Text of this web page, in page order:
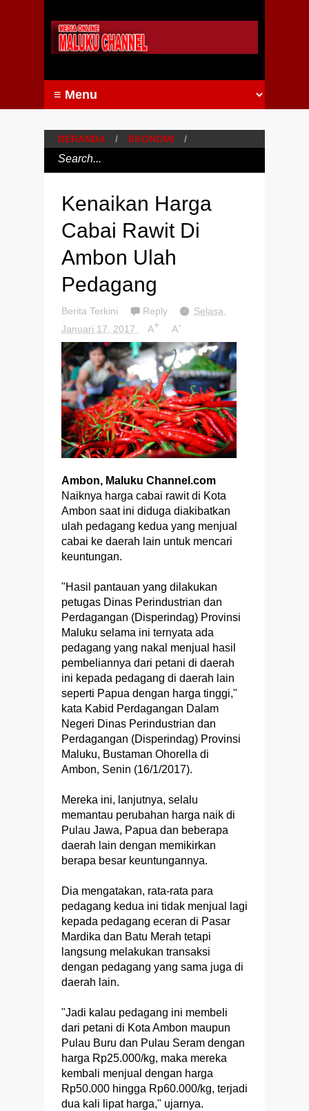
BERANDA / EKONOMI /
Kenaikan Harga
Cabai Rawit Di
Ambon Ulah
Pedagang
Berita Terkini Reply
Selasa,
Januari 17, 2017
A+ A-
Ambon, Maluku Channel.com
Naiknya harga cabai rawit di Kota
Ambon saat ini diduga diakibatkan
ulah pedagang kedua yang menjual
cabai ke daerah lain untuk mencari
keuntungan.
"Hasil pantauan yang dilakukan
petugas Dinas Perindustrian dan
Perdagangan (Disperindag) Provinsi
Maluku selama ini ternyata ada
pedagang yang nakal menjual hasil
pembeliannya dari petani di daerah
ini kepada pedagang di daerah lain
seperti Papua dengan harga tinggi,"
kata Kabid Perdagangan Dalam
Negeri Dinas Perindustrian dan
Perdagangan (Disperindag) Provinsi
Maluku, Bustaman Ohorella di
Ambon, Senin (16/1/2017).
Mereka ini, lanjutnya, selalu
memantau perubahan harga naik di
Pulau Jawa, Papua dan beberapa
daerah lain dengan memikirkan
berapa besar keuntungannya.
Dia mengatakan, rata-rata para
pedagang kedua ini tidak menjual lagi
kepada pedagang eceran di Pasar
Mardika dan Batu Merah tetapi
langsung melakukan transaksi
dengan pedagang yang sama juga di
daerah lain.
"Jadi kalau pedagang ini membeli
dari petani di Kota Ambon maupun
Pulau Buru dan Pulau Seram dengan
harga Rp25.000/kg, maka mereka
kembali menjual dengan harga
Rp50.000 hingga Rp60.000/kg, terjadi
dua kali lipat harga," ujarnya.